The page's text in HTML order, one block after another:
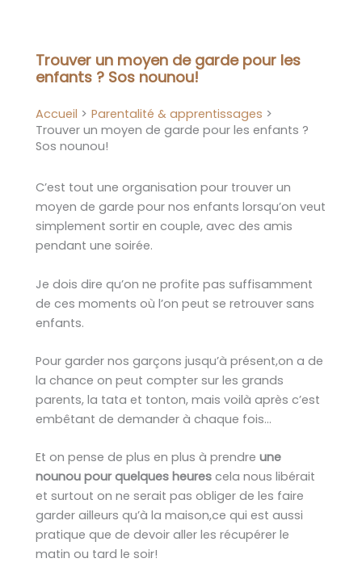
Trouver un moyen de garde pour les
enfants ? Sos nounou!
Accueil
Parentalité & apprentissages
Trouver un moyen de garde pour les enfants ?
Sos nounou!
C’est tout une organisation pour trouver un
moyen de garde pour nos enfants lorsqu’on veut
simplement sortir en couple, avec des amis
pendant une soirée.
Je dois dire qu’on ne profite pas suffisamment
de ces moments où l’on peut se retrouver sans
enfants.
Pour garder nos garçons jusqu’à présent,on a de
la chance on peut compter sur les grands
parents, la tata et tonton, mais voilà après c’est
embêtant de demander à chaque fois…
Et on pense de plus en plus à prendre une
nounou pour quelques heures cela nous libérait
et surtout on ne serait pas obliger de les faire
garder ailleurs qu’à la maison,ce qui est aussi
pratique que de devoir aller les récupérer le
matin ou tard le soir!